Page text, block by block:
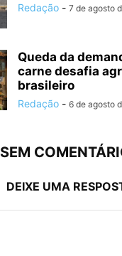
Redação - 7 de agosto
Queda da
carne desafia
brasileiro
Redação - 6 de agosto
SEM
DEIXE UMA